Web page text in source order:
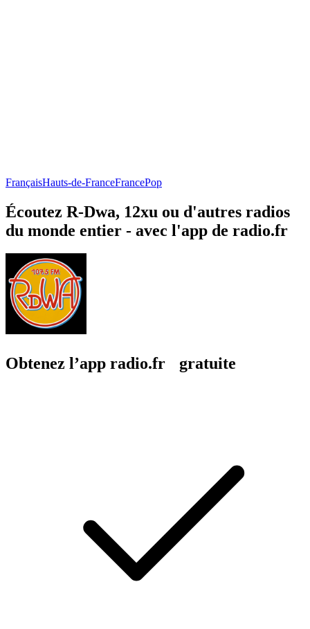
FrançaisHauts-de-FranceFrancePop
Écoutez R-Dwa, 12xu ou d'autres radios
du monde entier - avec l'app de radio.fr
Obtenez l’app radio.fr gratuite